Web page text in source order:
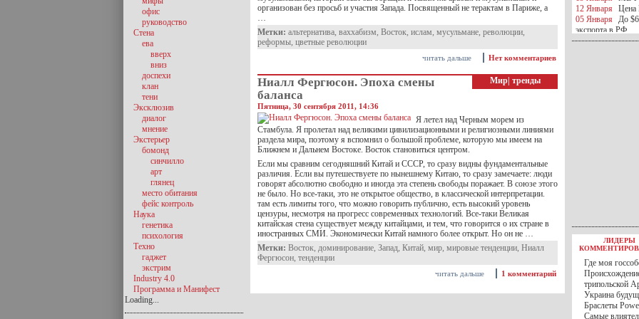
организован без просьб и участия Запада. Посвященный не терактам в Париже, а
…
Метки: альтернатива, ваххабизм, Восток, ислам, мусульмане, революции,
реформы, цветные революции
Нет комментариев
читать дальше
Мир| тренды
Ниалл Фергюсон. Эпоха смены
баланса
Пятница, 30 сентября 2011, 14:36
Я летел над Черным морем из
Стамбула. Я пролетал над великими цивилизационными и религиозными линиями
раздела мира, поэтому я вспомнил о большой проблеме, которую мы имеем на
Ближнем и Дальнем Востоке. Восток становиться центром.
Если мы сравним сегодняшний Китай и СССР, то сразу видны фундаментальные
различия. Если вы путешествуете по нынешнему Китаю, то сразу замечаете: люди
говорят абсолютно свободно и иногда эта степень свободы поражает. В союзе этого
не было. Но все-таки, это не открытое общество, в классической интерпретации.
там есть лимиты того, что можно говорить публично, есть высокий уровень
цензуры, несмотря на прогресс современных технологий. Все-таки Великая
китайская стена существует между китайцами, и тем, что говорится о их стране в
иностранных СМИ. Экономически Китай намного более открыт. Но он не …
Метки: Восток, доминирование, Запад, Китай, мир, мировые тенденции, Ниалл
Фергюсон, тенденции
1 комментарий
читать дальше
офис
руководство
Стена
ева
вверх
вниз
доспехи
клан
тени
Эксклюзив
диалог
мнение
Экстерьер
бомонд
синчилло
арт
глянец
место обитания
фейс контроль
Наука
генетика
психология
Техно
гаджет
экстрим
Industry 4.0
Программа и Манифест
Loading...
12 Января
Цена
05 Января
До
экспорта в РФ
05 Января
Киев
30 Ноября С 1
30 Ноября
РФ
27 Ноября
ВВП
госбюджете
27 Ноября
Турции
17 Ноября
ЛИДЕРЫ
Где моя
трипольской
Украина
Браслеты
Самые